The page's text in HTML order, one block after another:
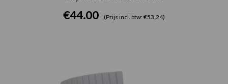
€44.00 (Prijs incl. btw: €53,24)